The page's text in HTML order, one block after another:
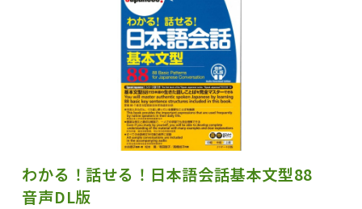
わかる！話せる！日本語会話基本文型88
音声DL版